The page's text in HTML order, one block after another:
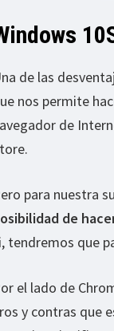
de las
nos permite
de
para nuestra
de
tendremos que
el lado de
y contras que